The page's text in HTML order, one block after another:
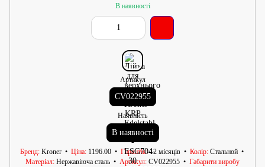
В наявності
Артикул
CV022955
Наявність
В наявності
Бренд Kroner Ціна 1196.00 Гарантія 12 місяців Колір Стальной
Матеріал Нержавіюча сталь Артикул CV022955
Габарити виробу